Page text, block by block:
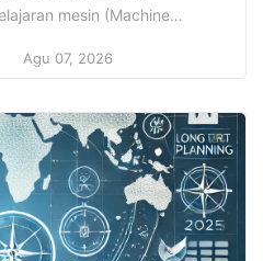
mesin (Machine
Intelligence/AI), telah
serta mengambil
pada sektor
mesin telah merambah ke
Agu 07, 2026